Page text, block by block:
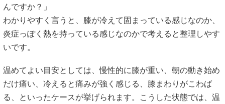
んですか？」
わかりやすく言うと、膝が冷えて固まっている感じなのか、
炎症っぽく熱を持っている感じなのかで考えると整理しやす
いです。
温めてよい目安としては、慢性的に膝が重い、朝の動き始め
だけ痛い、冷えると痛みが強く感じる、膝まわりがこわば
る、といったケースが挙げられます。こうした状態では、温